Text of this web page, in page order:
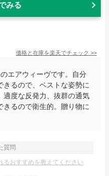
みる
価格と在庫を楽天でチェック >>
エアウィーヴです。自分
るので、ベストな姿勢に
適度な反発力、抜群の通気
るので衛生的。贈り物に
質問
るおすすめを教えてください